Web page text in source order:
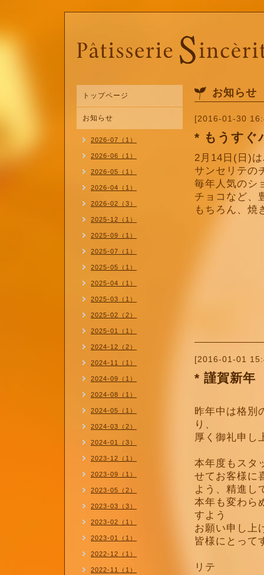
お知らせ
[2016-01-30
* もうすぐ
2月14日(日)
サンセリテの
毎年人気のシ
チョコなど、
もちろん、焼
[2016-01-01
* 謹賀新年
昨年中は格別
り、
厚く御礼申し
本年度もスタ
せてお客様に
よう、精進し
本年も変わら
すよう
お願い申し上
皆様にとって
リテ
トップページ
お知らせ
2026-07（1）
2026-06（1）
2026-05（1）
2026-04（1）
2026-02（3）
2025-12（1）
2025-09（1）
2025-07（1）
2025-05（1）
2025-04（1）
2025-03（1）
2025-02（2）
2025-01（1）
2024-12（2）
2024-11（1）
2024-09（1）
2024-08（1）
2024-05（1）
2024-03（2）
2024-01（3）
2023-12（1）
2023-09（1）
2023-05（2）
2023-03（3）
2023-02（1）
2023-01（1）
2022-12（1）
2022-11（1）